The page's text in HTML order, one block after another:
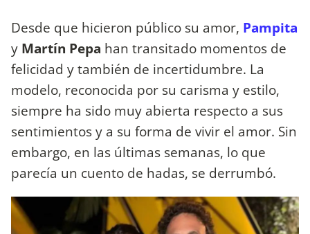
Desde que hicieron público su amor, Pampita
y Martín Pepa han transitado momentos de
felicidad y también de incertidumbre. La
modelo, reconocida por su carisma y estilo,
siempre ha sido muy abierta respecto a sus
sentimientos y a su forma de vivir el amor. Sin
embargo, en las últimas semanas, lo que
parecía un cuento de hadas, se derrumbó.